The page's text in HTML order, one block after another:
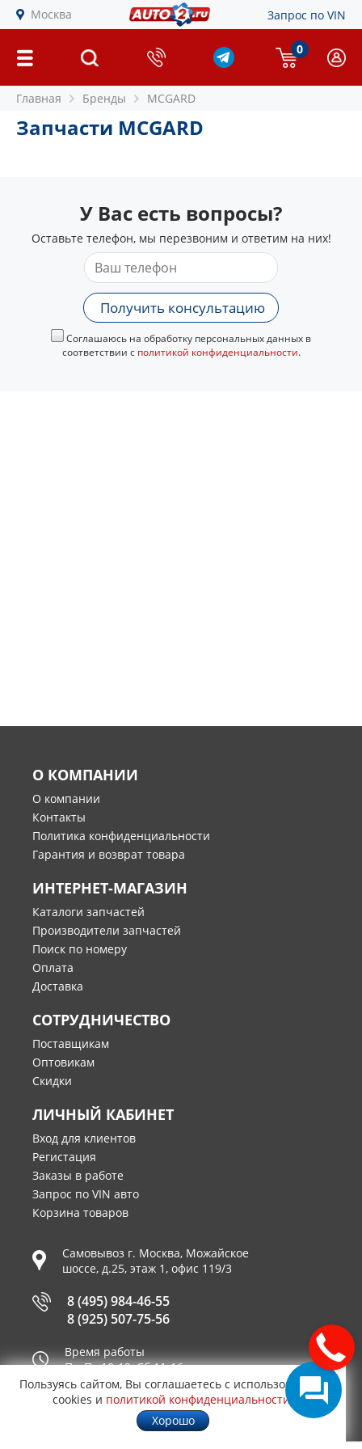
Москва Запрос по VIN
0
Главная Бренды MCGARD
Запчасти MCGARD
У Вас есть вопросы?
Оставьте телефон, мы перезвоним и ответим на них!
Получить консультацию
Соглашаюсь на обработку персональных данных в
соответствии с политикой конфиденциальности.
О КОМПАНИИ
О компании
Контакты
Политика конфиденциальности
Гарантия и возврат товара
ИНТЕРНЕТ-МАГАЗИН
Каталоги запчастей
Производители запчастей
Поиск по номеру
Оплата
Доставка
СОТРУДНИЧЕСТВО
Поставщикам
Оптовикам
Скидки
ЛИЧНЫЙ КАБИНЕТ
Вход для клиентов
Регистация
Заказы в работе
Запрос по VIN авто
Корзина товаров
Самовывоз г. Москва, Можайское
шоссе, д.25, этаж 1, офис 119/3
8 (495) 984-46-55
8 (925) 507-75-56
Время работы
Пн-Пт 10-19, Сб 11-16
Принимаем к оплате
Пользуясь сайтом, Вы соглашаетесь с использованием
cookies и политикой конфиденциальности
Хорошо